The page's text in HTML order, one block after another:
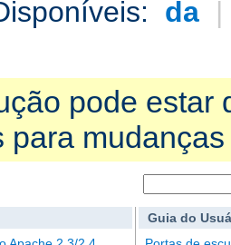
da |
pode estar
para
Guia do